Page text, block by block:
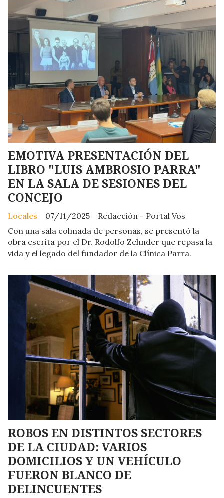
EMOTIVA PRESENTACIÓN DEL
LIBRO "LUIS AMBROSIO PARRA"
EN LA SALA DE SESIONES DEL
CONCEJO
Redacción - Portal Vos
Locales
07/11/2025
Con una sala colmada de personas, se presentó la
obra escrita por el Dr. Rodolfo Zehnder que repasa la
vida y el legado del fundador de la Clínica Parra.
ROBOS EN DISTINTOS SECTORES
DE LA CIUDAD: VARIOS
DOMICILIOS Y UN VEHÍCULO
FUERON BLANCO DE
DELINCUENTES